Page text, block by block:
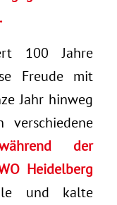
100 Jahre
Freude mit
Jahr hinweg
der
Heidelberg
und kalte